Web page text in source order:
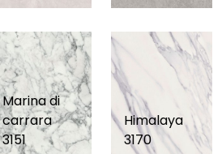
Marina di
carrara
3151
Himalaya
3170